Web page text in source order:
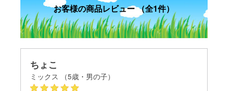
お客様の商品レビュー （全1件）
ちょこ
ミックス （5歳・男の子）